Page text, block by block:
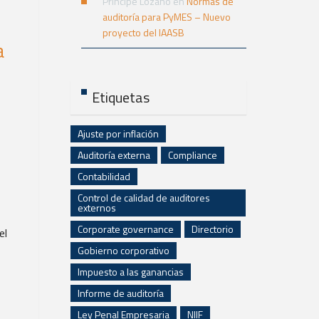
auditoría para PyMES – Nuevo
proyecto del IAASB
Etiquetas
Ajuste por inflación
Auditoría externa
Compliance
Contabilidad
Control de calidad de auditores
externos
Corporate governance
Directorio
Gobierno corporativo
Impuesto a las ganancias
Informe de auditoría
Ley Penal Empresaria
NIIF